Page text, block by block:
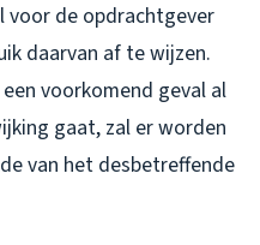
voor de opdrachtgever
daarvan af te wijzen.
voorkomend geval al
gaat, zal er worden
van het desbetreffende